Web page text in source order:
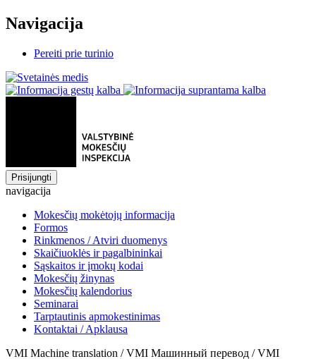
Navigacija
Pereiti prie turinio
Prisijungti
navigacija
Mokesčių mokėtojų informacija
Formos
Rinkmenos / Atviri duomenys
Skaičiuoklės ir pagalbininkai
Sąskaitos ir įmokų kodai
Mokesčių žinynas
Mokesčių kalendorius
Seminarai
Tarptautinis apmokestinimas
Kontaktai / Apklausa
VMI Machine translation / VMI Машинный перевод / VMI